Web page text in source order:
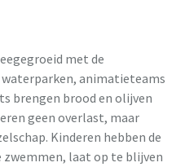
met de
animatieteams
brengen brood en olijven
geen overlast, maar
Kinderen hebben de
laat op te blijven